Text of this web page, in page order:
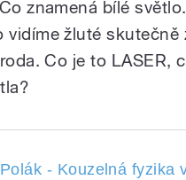
znamená bílé
vidíme žluté
Co je to LASER,
- Kouzelná fyzika
- Kouzelná fyzika